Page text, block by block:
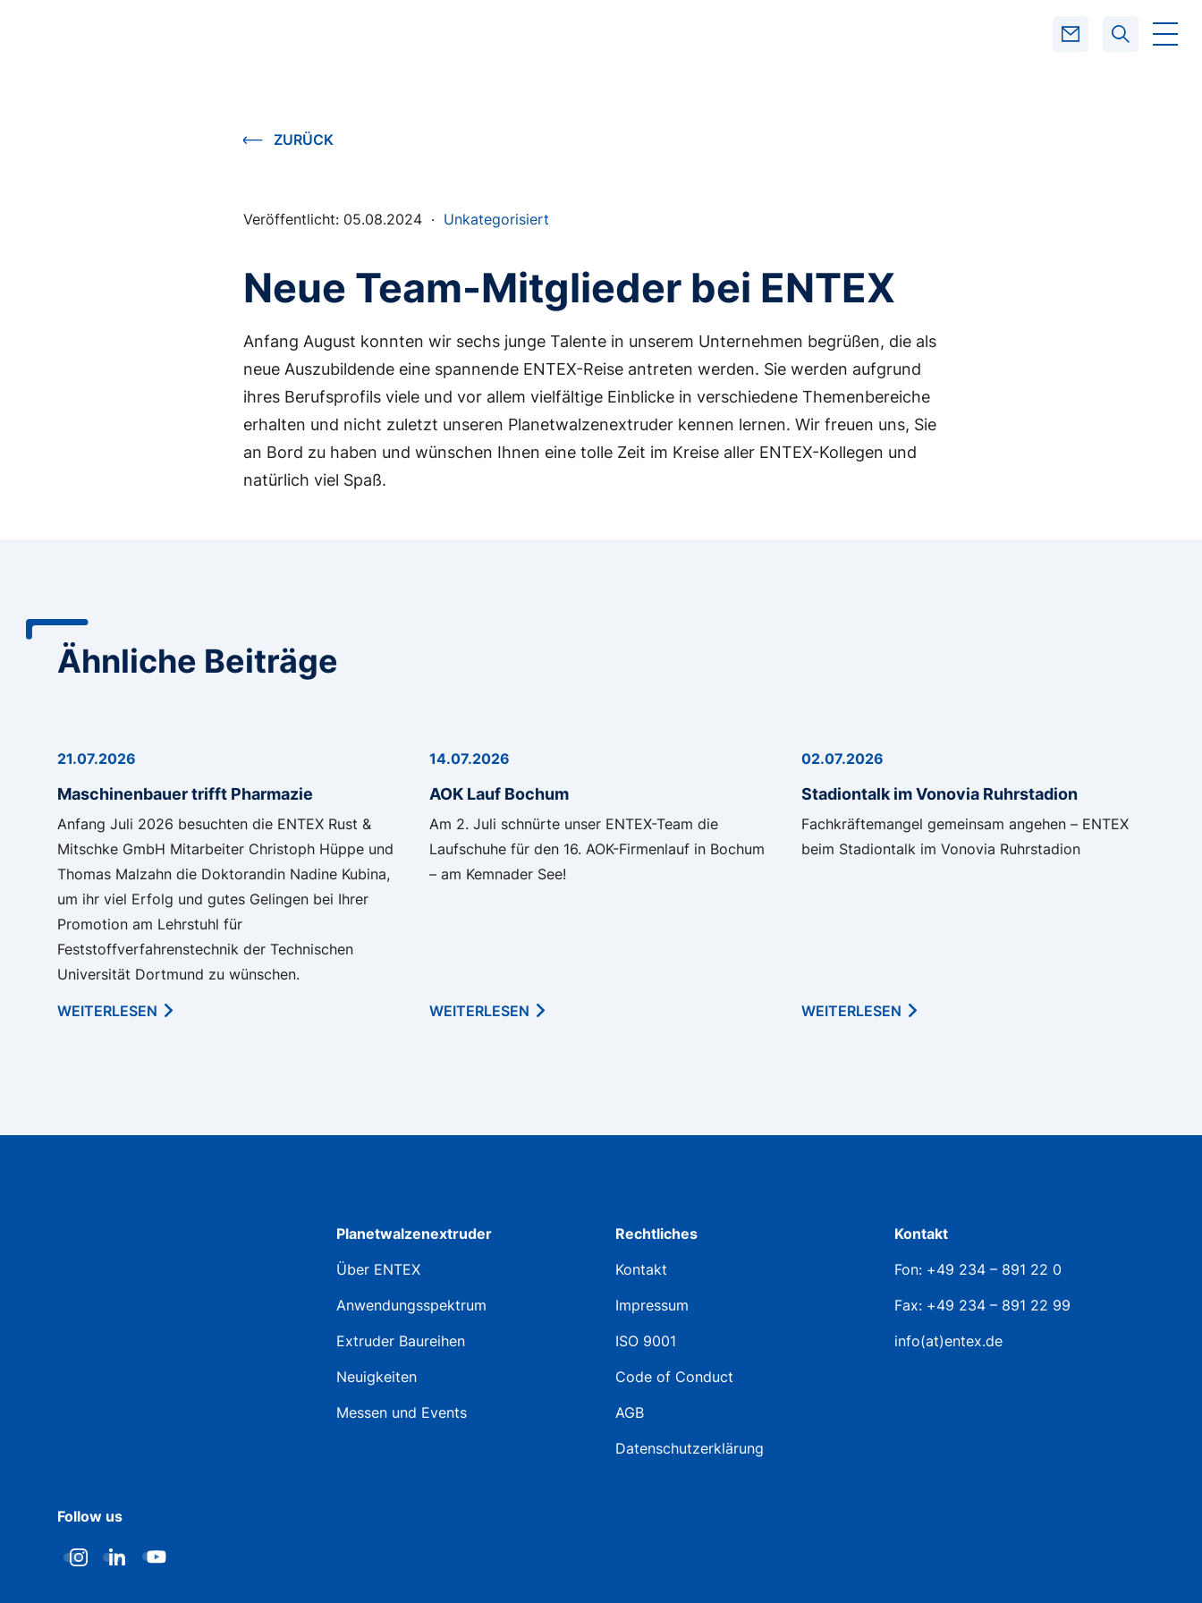
ZURÜCK
Veröffentlicht: 05.08.2024 · Unkategorisiert
Neue Team-Mitglieder bei ENTEX
Anfang August konnten wir sechs junge Talente in unserem Unternehmen begrüßen, die als
neue Auszubildende eine spannende ENTEX-Reise antreten werden. Sie werden aufgrund
ihres Berufsprofils viele und vor allem vielfältige Einblicke in verschiedene Themenbereiche
erhalten und nicht zuletzt unseren Planetwalzenextruder kennen lernen. Wir freuen uns, Sie
an Bord zu haben und wünschen Ihnen eine tolle Zeit im Kreise aller ENTEX-Kollegen und
natürlich viel Spaß.
Ähnliche Beiträge
21.07.2026
Maschinenbauer trifft Pharmazie
Anfang Juli 2026 besuchten die ENTEX Rust &
Mitschke GmbH Mitarbeiter Christoph Hüppe und
Thomas Malzahn die Doktorandin Nadine Kubina,
um ihr viel Erfolg und gutes Gelingen bei Ihrer
Promotion am Lehrstuhl für
Feststoffverfahrenstechnik der Technischen
Universität Dortmund zu wünschen.
WEITERLESEN
14.07.2026
AOK Lauf Bochum
Am 2. Juli schnürte unser ENTEX-Team die
Laufschuhe für den 16. AOK-Firmenlauf in Bochum
– am Kemnader See!
WEITERLESEN
02.07.2026
Stadiontalk im Vonovia Ruhrstadion
Fachkräftemangel gemeinsam angehen – ENTEX
beim Stadiontalk im Vonovia Ruhrstadion
WEITERLESEN
Planetwalzenextruder
Über ENTEX
Anwendungsspektrum
Extruder Baureihen
Neuigkeiten
Messen und Events
Rechtliches
Kontakt
Impressum
ISO 9001
Code of Conduct
AGB
Datenschutzerklärung
Kontakt
Fon: +49 234 – 891 22 0
Fax: +49 234 – 891 22 99
info(at)entex.de
Follow us